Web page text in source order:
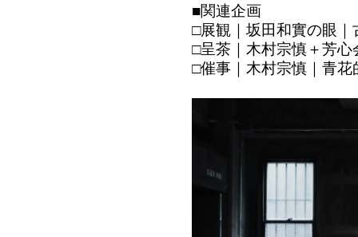
■関連企画
□展観｜坂田和實の眼
□呈茶｜木村宗慎＋芳心
□催事｜木村宗慎｜青花